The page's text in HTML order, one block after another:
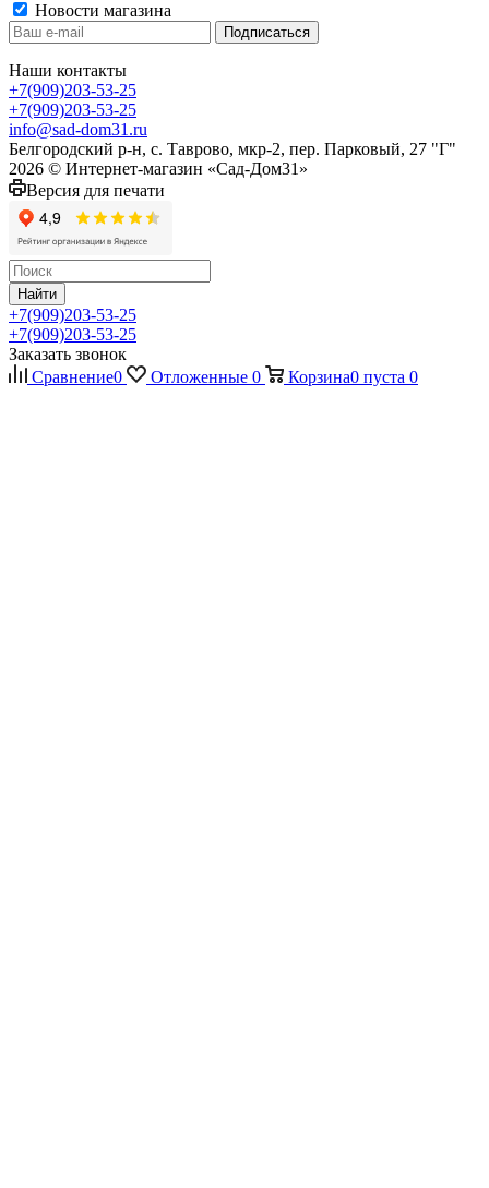
Новости магазина
Наши контакты
+7(909)203-53-25
+7(909)203-53-25
info@sad-dom31.ru
Белгородский р-н, с. Таврово, мкр-2, пер. Парковый, 27 "Г"
2026 © Интернет-магазин «Сад-Дом31»
Версия для печати
Найти
+7(909)203-53-25
+7(909)203-53-25
Заказать звонок
Сравнение0 Отложенные 0 Корзина0 пуста 0